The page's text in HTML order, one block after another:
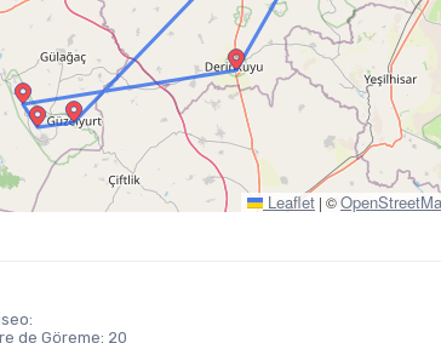
Leaflet | ©
de Göreme: 20